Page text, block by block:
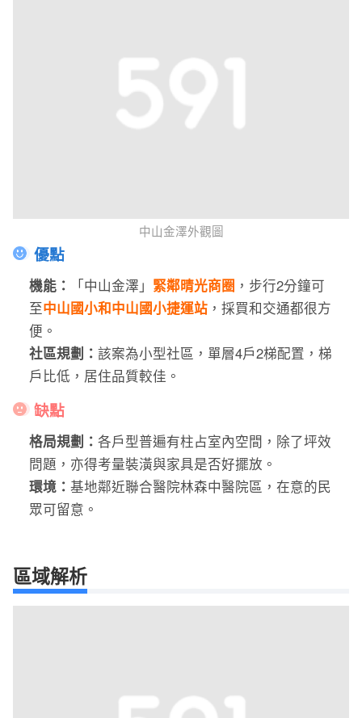
中山金澤外觀圖
優點
機能： 「中山金澤 」 緊鄰晴光商圈 ，步行2分鐘可
至中山國小和中山國小捷運站 ，採買和交通都很方
便。
社區規劃：該案為小型社區，單層4戶2梯配置，梯
戶比低，居住品質較佳。
缺點
格局規劃：各戶型普遍有柱占室內空間，除了坪效
問題，亦得考量裝潢與家具是否好擺放。
環境：基地鄰近聯合醫院林森中醫院區，在意的民
眾可留意。
區域解析